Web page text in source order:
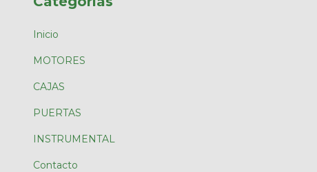
Inicio
MOTORES
CAJAS
PUERTAS
INSTRUMENTAL
Contacto